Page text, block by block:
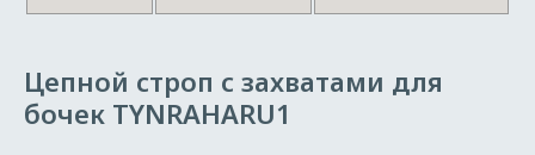
Цепной строп с захватами для
бочек TYNRAHARU1